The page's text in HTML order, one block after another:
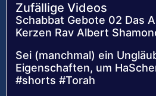
Zufällige Videos
Schabbat Gebote 02 Das
Kerzen Rav Albert
Sei (manchmal) ein
Eigenschaften, um
#shorts #Torah